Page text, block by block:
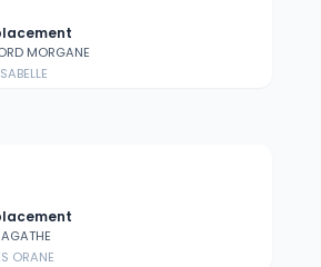
MORGANE
ORANE